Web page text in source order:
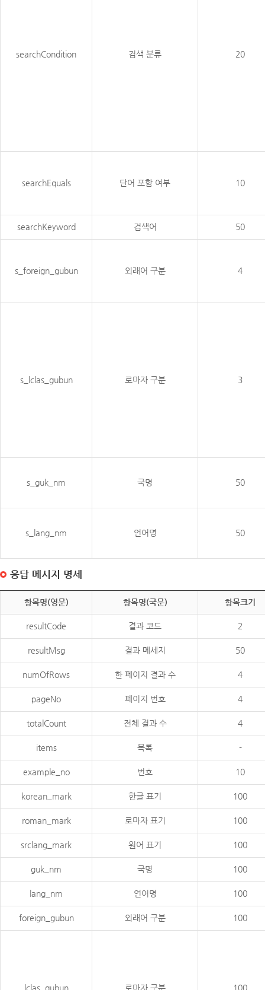
searchCondition 검색 분류 20
searchEquals 단어 포함 여부 10
searchKeyword 검색어 50
s_foreign_gubun 외래어 구분 4
s_lclas_gubun 로마자 구분 3
s_guk_nm 국명 50
s_lang_nm 언어명 50
응답 메시지 명세
항목명(영문) 항목명(국문) 항목크기
resultCode 결과 코드 2
resultMsg 결과 메세지 50
numOfRows 한 페이지 결과 수 4
pageNo 페이지 번호 4
totalCount 전체 결과 수 4
items 목록 -
example_no 번호 10
korean_mark 한글 표기 100
roman_mark 로마자 표기 100
srclang_mark 원어 표기 100
guk_nm 국명 100
lang_nm 언어명 100
foreign_gubun 외래어 구분 100
lclas_gubun 로마자 구분 100